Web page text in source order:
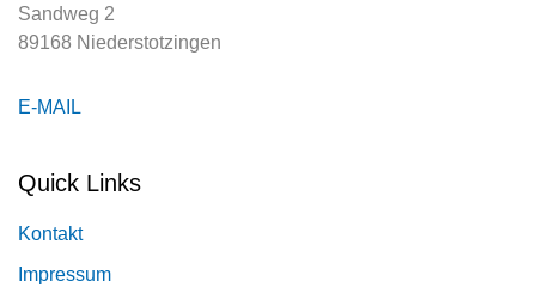
Sandweg 2
89168 Niederstotzingen
E-MAIL
Quick Links
Kontakt
Impressum